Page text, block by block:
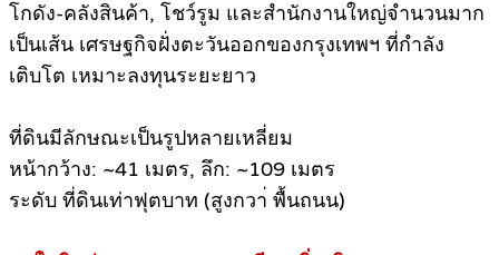
โกดัง-คลังสินค้า, โชว์รูม และสำนักงานใหญ่จำนวนมาก
เป็นเส้น เศรษฐกิจฝั่งตะวันออกของกรุงเทพฯ ที่กำลัง
เติบโต เหมาะลงทุนระยะยาว
ที่ดินมีลักษณะเป็นรูปหลายเหลี่ยม
หน้ากว้าง: ~41 เมตร, ลึก: ~109 เมตร
ระดับ ที่ดินเท่าฟุตบาท (สูงกวา่ พื้นถนน)